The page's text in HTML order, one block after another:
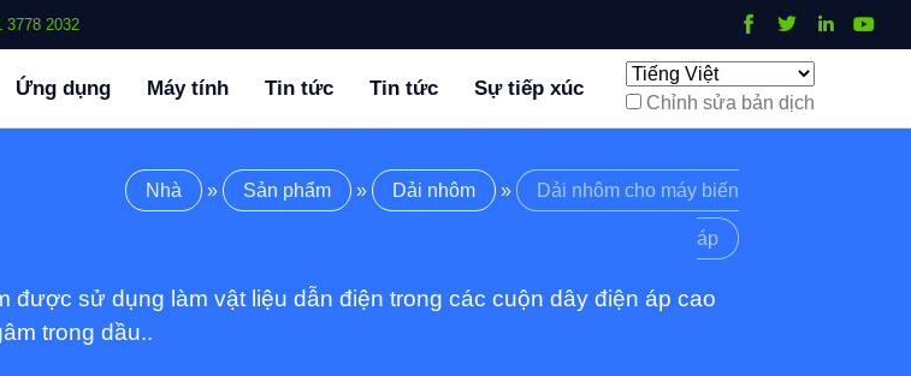
3778 2032
Ứng dụng Máy tính Tin tức Tin tức Sự tiếp xúc
Chỉnh sửa bản dịch
Nhà » Sản phẩm » Dải nhôm » Dải nhôm cho máy biến
áp
được sử dụng làm vật liệu dẫn điện trong các cuộn dây điện áp cao
trong dầu..